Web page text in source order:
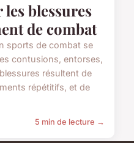
blessures
de combat
sports de combat se
contusions, entorses,
résultent de
répétitifs, et de
5 min de lecture →